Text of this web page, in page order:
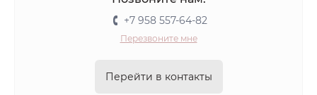
+7 958 557-64-82
Перезвоните мне
Перейти в контакты